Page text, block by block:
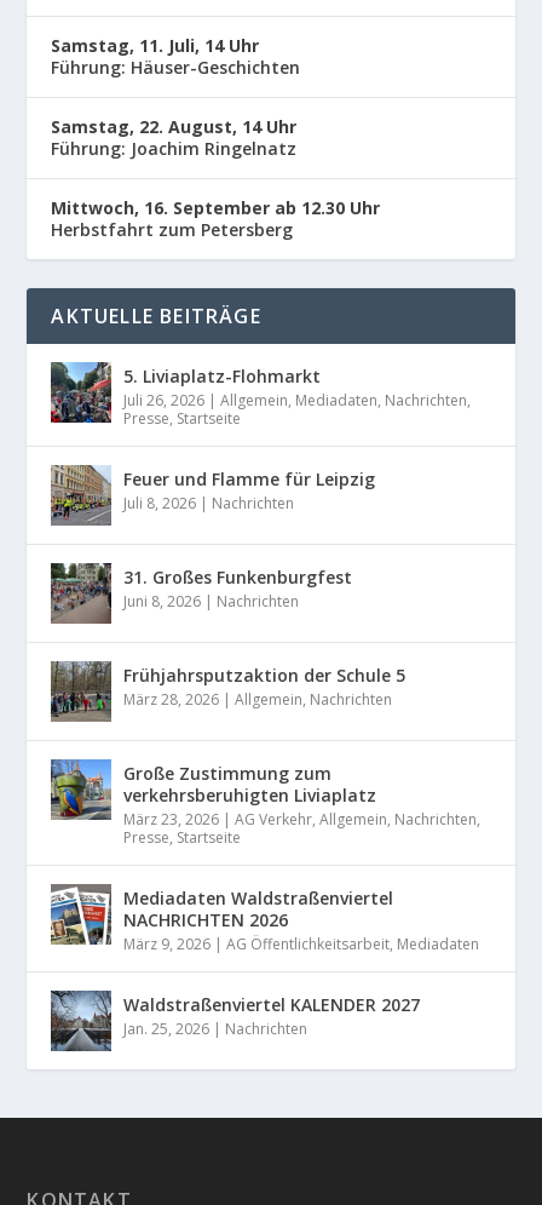
Samstag, 11. Juli, 14 Uhr
Führung: Häuser-Geschichten
Samstag, 22. August, 14 Uhr
Führung: Joachim Ringelnatz
Mittwoch, 16. September ab 12.30 Uhr
Herbstfahrt zum Petersberg
AKTUELLE BEITRÄGE
5. Liviaplatz-Flohmarkt
Juli 26, 2026 |Allgemein, Mediadaten, Nachrichten,
Presse, Startseite
Feuer und Flamme für Leipzig
Juli 8, 2026 | Nachrichten
31. Großes Funkenburgfest
Juni 8, 2026 | Nachrichten
Frühjahrsputzaktion der Schule 5
März 28, 2026 |Allgemein, Nachrichten
Große Zustimmung zum
verkehrsberuhigten Liviaplatz
März 23, 2026 |AG Verkehr,Allgemein, Nachrichten,
Presse, Startseite
Mediadaten Waldstraßenviertel
NACHRICHTEN 2026
März 9, 2026 |AG Öffentlichkeitsarbeit, Mediadaten
Waldstraßenviertel KALENDER 2027
Jan. 25, 2026 | Nachrichten